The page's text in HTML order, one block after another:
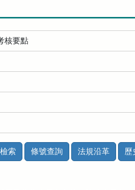
核要點
索 條號查詢 法規沿革 歷